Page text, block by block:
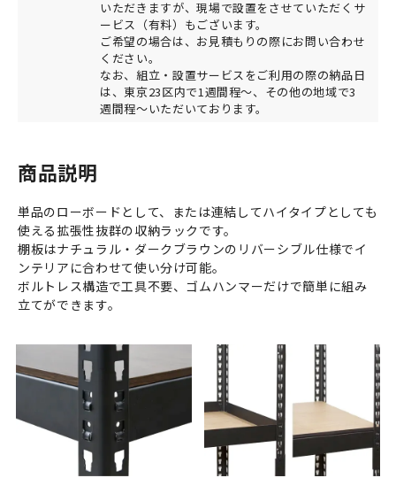
いただきますが、現場で設置をさせていただくサ
ービス（有料）もございます。
ご希望の場合は、お見積もりの際にお問い合わせ
ください。
なお、組立・設置サービスをご利用の際の納品日
は、東京23区内で1週間程～、その他の地域で3
週間程～いただいております。
商品説明
単品のローボードとして、または連結してハイタイプとしても
使える拡張性抜群の収納ラックです。
棚板はナチュラル・ダークブラウンのリバーシブル仕様でイ
ンテリアに合わせて使い分け可能。
ボルトレス構造で工具不要、ゴムハンマーだけで簡単に組み
立てができます。